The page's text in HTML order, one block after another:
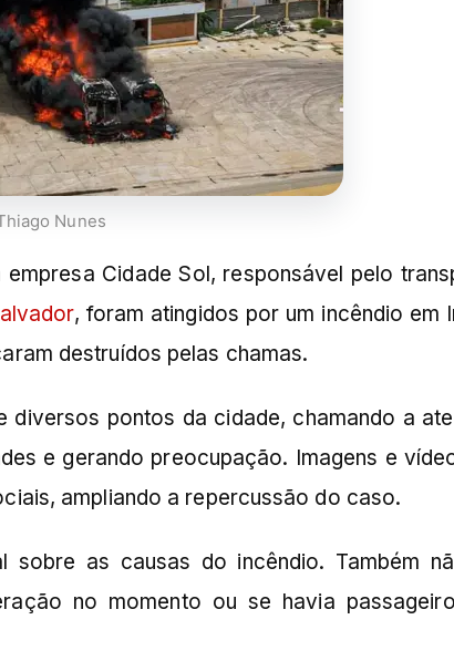
Nunes
Cidade Sol, responsável pelo
, foram atingidos por um incêndio em
destruídos pelas chamas.
pontos da cidade, chamando a
e gerando preocupação. Imagens e
ampliando a repercussão do caso.
as causas do incêndio. Também
no momento ou se havia